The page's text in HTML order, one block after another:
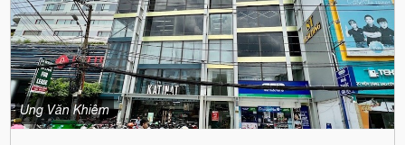
Ung Văn Khiêm